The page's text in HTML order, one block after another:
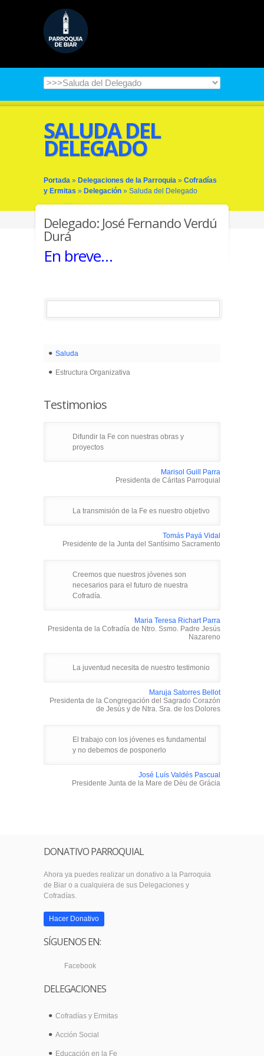
SALUDA DEL
DELEGADO
Portada » Delegaciones de la Parroquia » Cofradías
y Ermitas » Delegación » Saluda del Delegado
Delegado: José Fernando Verdú
Durá
En breve…
Saluda
Estructura Organizativa
Testimonios
Difundir la Fe con nuestras obras y
proyectos
Marisol Guill Parra
Presidenta de Cáritas Parroquial
La transmisión de la Fe es nuestro objetivo
Tomás Payá Vidal
Presidente de la Junta del Santísimo Sacramento
Creemos que nuestros jóvenes son
necesarios para el futuro de nuestra
Cofradía.
Maria Teresa Richart Parra
Presidenta de la Cofradía de Ntro. Ssmo. Padre Jesús
Nazareno
La juventud necesita de nuestro testimonio
Maruja Satorres Bellot
Presidenta de la Congregación del Sagrado Corazón
de Jesús y de Ntra. Sra. de los Dolores
El trabajo con los jóvenes es fundamental
y no debemos de posponerlo
José Luís Valdés Pascual
Presidente Junta de la Mare de Dèu de Grácia
DONATIVO PARROQUIAL
Ahora ya puedes realizar un donativo a la Parroquia
de Biar o a cualquiera de sus Delegaciones y
Cofradías.
Hacer Donativo
SÍGUENOS EN:
Facebook
DELEGACIONES
Cofradías y Ermitas
Acción Social
Educación en la Fe